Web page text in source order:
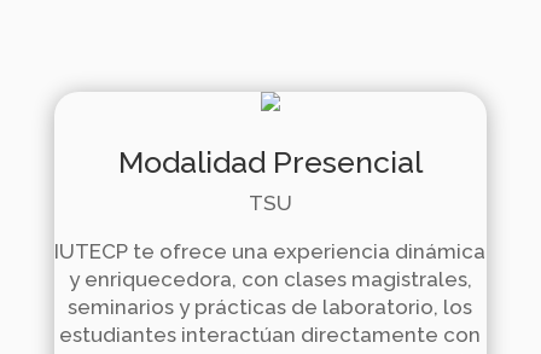
Modalidad Presencial
TSU
IUTECP te ofrece una experiencia dinámica
y enriquecedora, con clases magistrales,
seminarios y prácticas de laboratorio, los
estudiantes interactúan directamente con